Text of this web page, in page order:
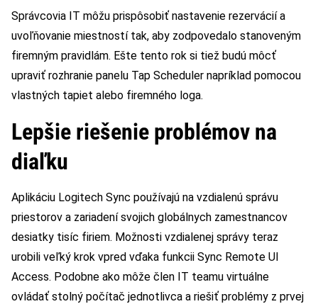
Správcovia IT môžu prispôsobiť nastavenie rezervácií a
uvoľňovanie miestností tak, aby zodpovedalo stanoveným
firemným pravidlám. Ešte tento rok si tiež budú môcť
upraviť rozhranie panelu Tap Scheduler napríklad pomocou
vlastných tapiet alebo firemného loga.
Lepšie riešenie problémov na
diaľku
Aplikáciu Logitech Sync používajú na vzdialenú správu
priestorov a zariadení svojich globálnych zamestnancov
desiatky tisíc firiem. Možnosti vzdialenej správy teraz
urobili veľký krok vpred vďaka funkcii Sync Remote UI
Access. Podobne ako môže člen IT teamu virtuálne
ovládať stolný počítač jednotlivca a riešiť problémy z prvej